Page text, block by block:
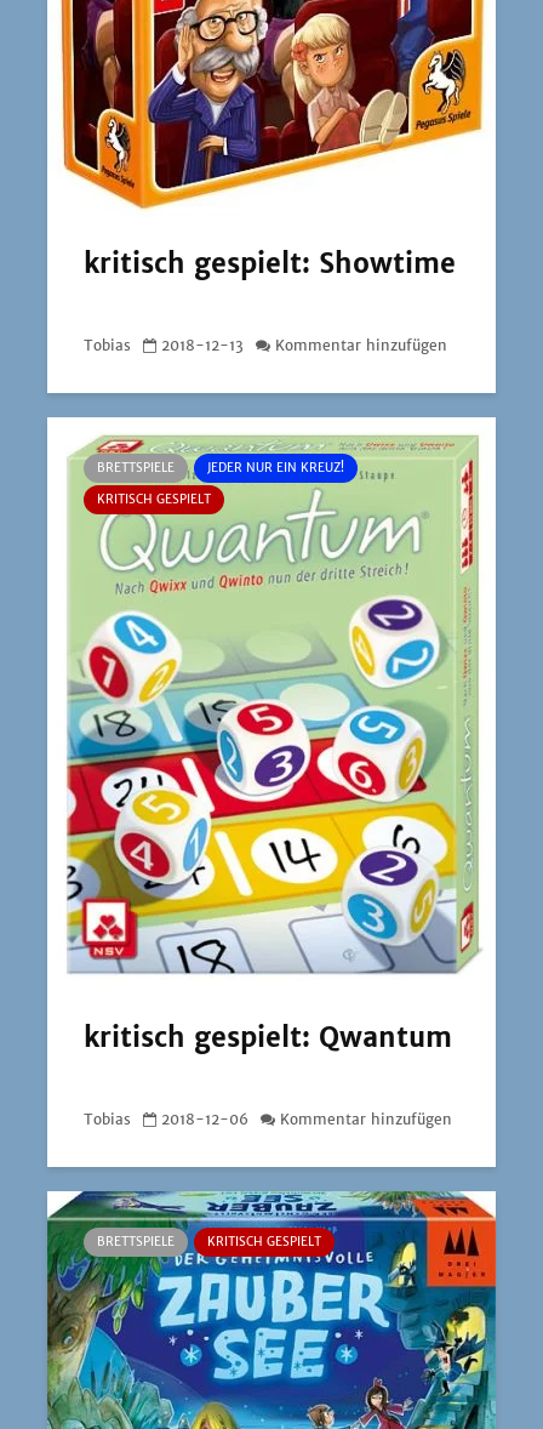
kritisch gespielt: Showtime
Tobias 2018-12-13 Kommentar hinzufügen
BRETTSPIELE
JEDER NUR EIN KREUZ!
KRITISCH GESPIELT
kritisch gespielt: Qwantum
Tobias 2018-12-06 Kommentar hinzufügen
BRETTSPIELE KRITISCH GESPIELT